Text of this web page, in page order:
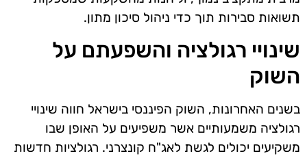
תשואות סבירות תוך כדי ניהול סיכון מתון.
שינויי רגולציה והשפעתם על
השוק
בשנים האחרונות, השוק הפיננסי בישראל חווה שינויי
רגולציה משמעותיים אשר משפיעים על האופן שבו
משקיעים יכולים לגשת לאג"ח קונצרני. רגולציות חדשות